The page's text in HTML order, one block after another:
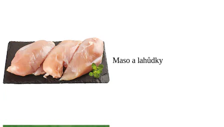
Maso a lahůdky